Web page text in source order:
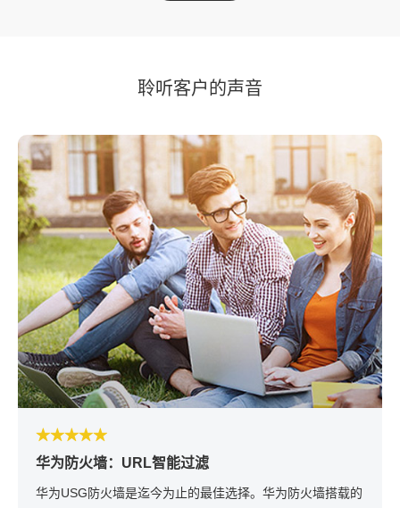
聆听客户的声音
★★★★★
华为防火墙：URL智能过滤
华为USG防火墙是迄今为止的最佳选择。华为防火墙搭载的